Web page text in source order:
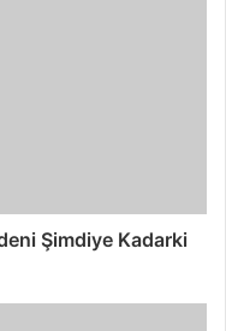
Şimdiye Kadarki